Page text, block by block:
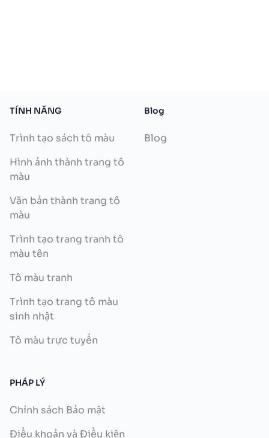
TÍNH NĂNG
Trình tạo sách tô màu
Hình ảnh thành trang tô
màu
Văn bản thành trang tô
màu
Trình tạo trang tranh tô
màu tên
Tô màu tranh
Trình tạo trang tô màu
sinh nhật
Tô màu trực tuyến
Blog
Blog
PHÁP LÝ
Chính sách Bảo mật
Điều khoản và Điều kiện